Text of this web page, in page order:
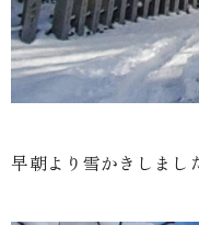
早朝より雪かきしまし